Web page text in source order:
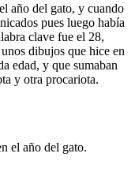
año del gato, y cuando
pues luego había
clave fue el 28,
dibujos que hice en
edad, y que sumaban
y otra procariota.
el año del gato.